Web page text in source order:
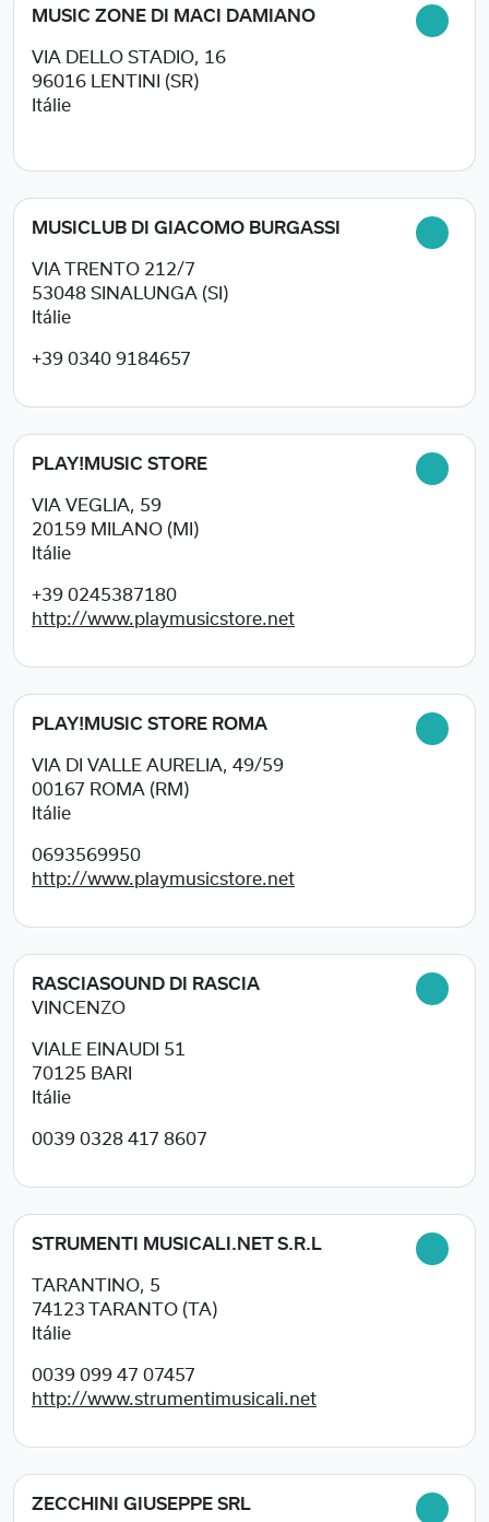
MUSIC ZONE DI MACI DAMIANO
VIA DELLO STADIO, 16
96016
LENTINI (SR)
Itálie
MUSICLUB DI GIACOMO BURGASSI
VIA TRENTO 212/7
53048 SINALUNGA (SI)
Itálie
+39 0340 9184657
PLAY!MUSIC STORE
VIA VEGLIA, 59
20159 MILANO (MI)
Itálie
+39 0245387180
http://www.playmusicstore.net
PLAY!MUSIC STORE ROMA
VIA DI VALLE AURELIA, 49/59
00167 ROMA (RM)
Itálie
0693569950
http://www.playmusicstore.net
RASCIASOUND DI RASCIA
VINCENZO
VIALE EINAUDI 51
70125 BARI
Itálie
0039 0328 417 8607
STRUMENTI MUSICALI.NET S.R.L
TARANTINO, 5
74123
TARANTO (TA)
Itálie
0039 099 47 07457
http://www.strumentimusicali.net
ZECCHINI GIUSEPPE SRL